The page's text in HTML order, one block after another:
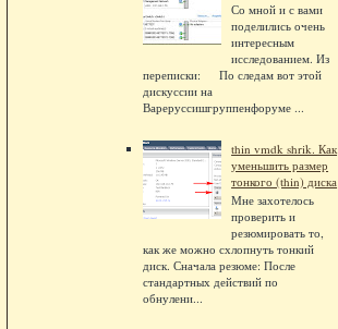
Со мной и с вами
поделились очень
интересным
исследованием. Из
переписки: По следам вот этой
дискуссии на
Вареруссишгруппенфоруме ...
thin vmdk shrik. Как
уменьшить размер
тонкого (thin) диска
Мне захотелось
проверить и
резюмировать то,
как же можно схлопнуть тонкий
диск. Сначала резюме: После
стандартных действий по
обнулени...